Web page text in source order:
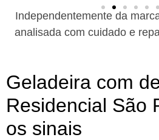
Independentemente da
analisada com cuidado e
Geladeira com
Residencial São
os sinais